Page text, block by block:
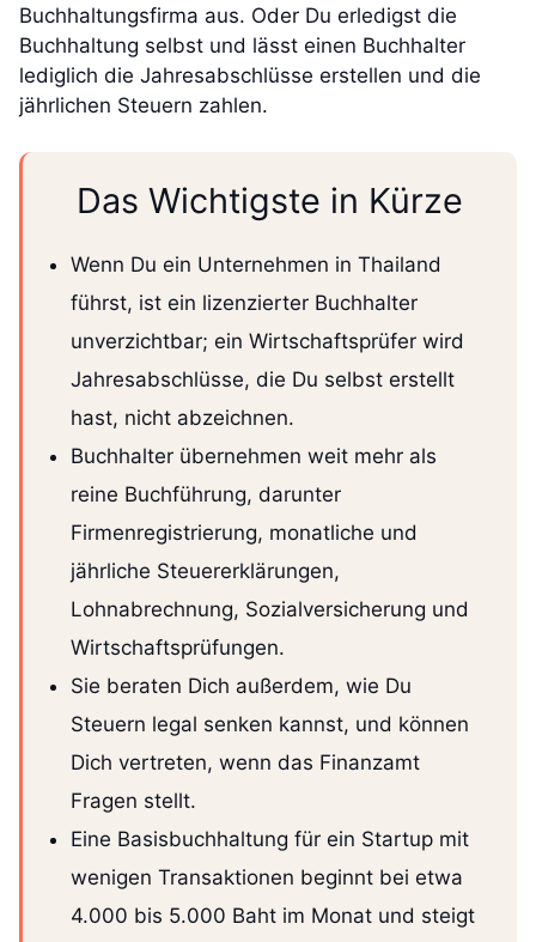
Buchhaltungsfirma aus. Oder Du erledigst die
Buchhaltung selbst und lässt einen Buchhalter
lediglich die Jahresabschlüsse erstellen und die
jährlichen Steuern zahlen.
Das Wichtigste in Kürze
Wenn Du ein Unternehmen in Thailand
führst, ist ein lizenzierter Buchhalter
unverzichtbar; ein Wirtschaftsprüfer wird
Jahresabschlüsse, die Du selbst erstellt
hast, nicht abzeichnen.
Buchhalter übernehmen weit mehr als
reine Buchführung, darunter
Firmenregistrierung, monatliche und
jährliche Steuererklärungen,
Lohnabrechnung, Sozialversicherung und
Wirtschaftsprüfungen.
Sie beraten Dich außerdem, wie Du
Steuern legal senken kannst, und können
Dich vertreten, wenn das Finanzamt
Fragen stellt.
Eine Basisbuchhaltung für ein Startup mit
wenigen Transaktionen beginnt bei etwa
4.000 bis 5.000 Baht im Monat und steigt